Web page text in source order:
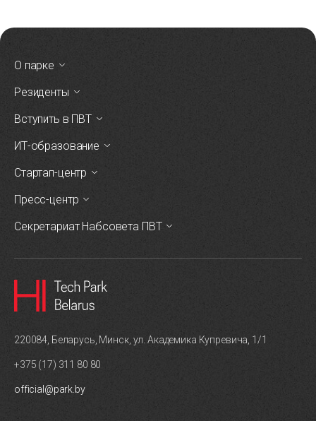
О парке
Резиденты
Вступить в ПВТ
ИТ-образование
Стартап-центр
Пресс-центр
Секретариат Набсовета ПВТ
220084, Беларусь, Минск, ул. Академика Купревича, 1/1
+375 (17) 311 80 80
official@park.by